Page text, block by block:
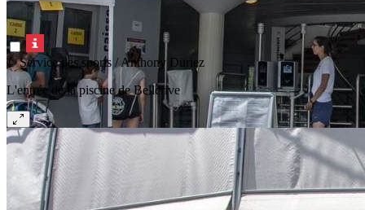
© Service des sports / Anthony Duriez
L'entrée de la piscine de Bellerive